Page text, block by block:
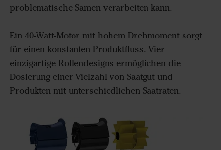
problematische Samen verarbeiten kann.
Ein 40-Watt-Motor mit hohem Drehmoment sorgt
für einen konstanten Produktfluss. Vier
einzigartige Rollendesigns ermöglichen die
Dosierung einer Vielzahl von Saatgut und
Produkten mit unterschiedlichen Saatraten.